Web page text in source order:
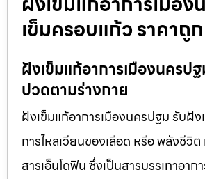
เข็มครอบแก้ว ราคาถูก
ฝังเข็มแก้อาการเมืองนครป
ปวดตามร่างกาย
ฝังเข็มแก้อาการเมืองนครปฐม รับฝั
การไหลเวียนของเลือด หรือ พลังชีวิ
สารเอ็นโดฟิน ซึ่งเป็นสารบรรเทาอา